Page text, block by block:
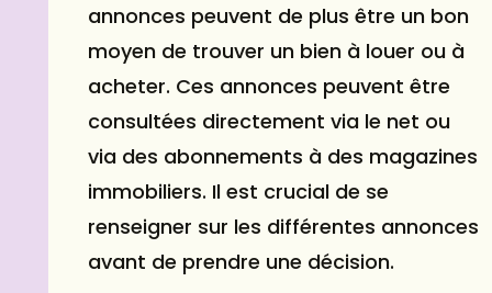
annonces peuvent de plus être un bon
moyen de trouver un bien à louer ou à
acheter. Ces annonces peuvent être
consultées directement via le net ou
via des abonnements à des magazines
immobiliers. Il est crucial de se
renseigner sur les différentes annonces
avant de prendre une décision.